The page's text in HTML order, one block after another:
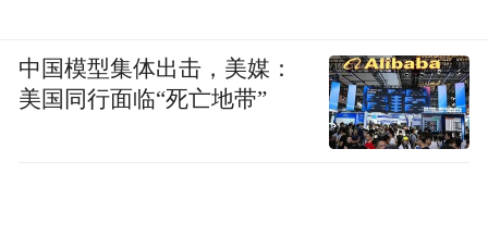
中国模型集体出击，美媒：
美国同行面临“死亡地带”